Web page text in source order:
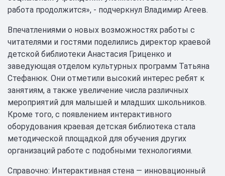
работа продолжится», - подчеркнул Владимир Агеев.
Впечатлениями о новых возможностях работы с
читателями и гостями поделились директор краевой
детской библиотеки Анастасия Гриценко и
заведующая отделом культурных программ Татьяна
Стефанюк. Они отметили высокий интерес ребят к
занятиям, а также увеличение числа различных
мероприятий для малышей и младших школьников.
Кроме того, с появлением интерактивного
оборудования краевая детская библиотека стала
методической площадкой для обучения других
организаций работе с подобными технологиями.
Справочно: Интерактивная стена — инновационный